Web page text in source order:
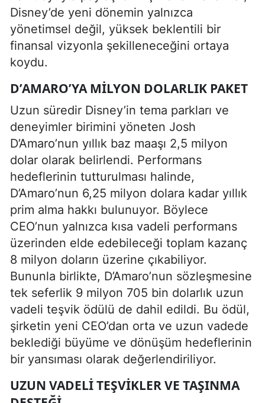
Disney’de yeni dönemin yalnızca
yönetimsel değil, yüksek beklentili bir
finansal vizyonla şekilleneceğini ortaya
koydu.
D’AMARO’YA MILYON DOLARLIK PAKET
Uzun süredir Disney’in tema parkları ve
deneyimler birimini yöneten Josh
D’Amaro’nun yıllık baz maaşı 2,5 milyon
dolar olarak belirlendi. Performans
hedeflerinin tutturulması halinde,
D’Amaro’nun 6,25 milyon dolara kadar yıllık
prim alma hakkı bulunuyor. Böylece
CEO’nun yalnızca kısa vadeli performans
üzerinden elde edebileceği toplam kazanç
8 milyon doların üzerine çıkabiliyor.
Bununla birlikte, D’Amaro’nun sözleşmesine
tek seferlik 9 milyon 705 bin dolarlık uzun
vadeli teşvik ödülü de dahil edildi. Bu ödül,
şirketin yeni CEO’dan orta ve uzun vadede
beklediği büyüme ve dönüşüm hedeflerinin
bir yansıması olarak değerlendiriliyor.
UZUN VADELI TEŞVIKLER VE TAŞINMA